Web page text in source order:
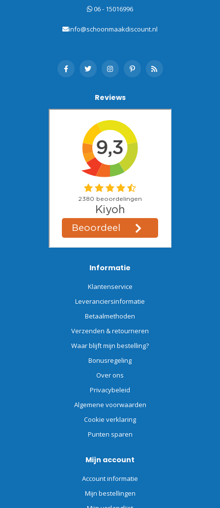
06 - 15016996
info@schoonmaakdiscount.nl
Reviews
Informatie
Klantenservice
Leveranciersinformatie
Betaalmethoden
Verzenden & retourneren
Waar blijft mijn bestelling?
Bonusregeling
Over ons
Privacybeleid
Algemene voorwaarden
Cookie verklaring
Punten sparen
Mijn account
Account informatie
Mijn bestellingen